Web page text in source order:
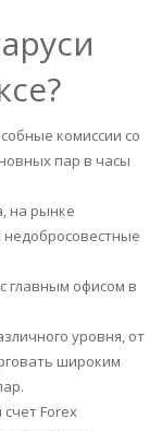
комиссии со
пар в часы
на рынке
недобросовестные
главным офисом в
уровня, от
широким
Forex